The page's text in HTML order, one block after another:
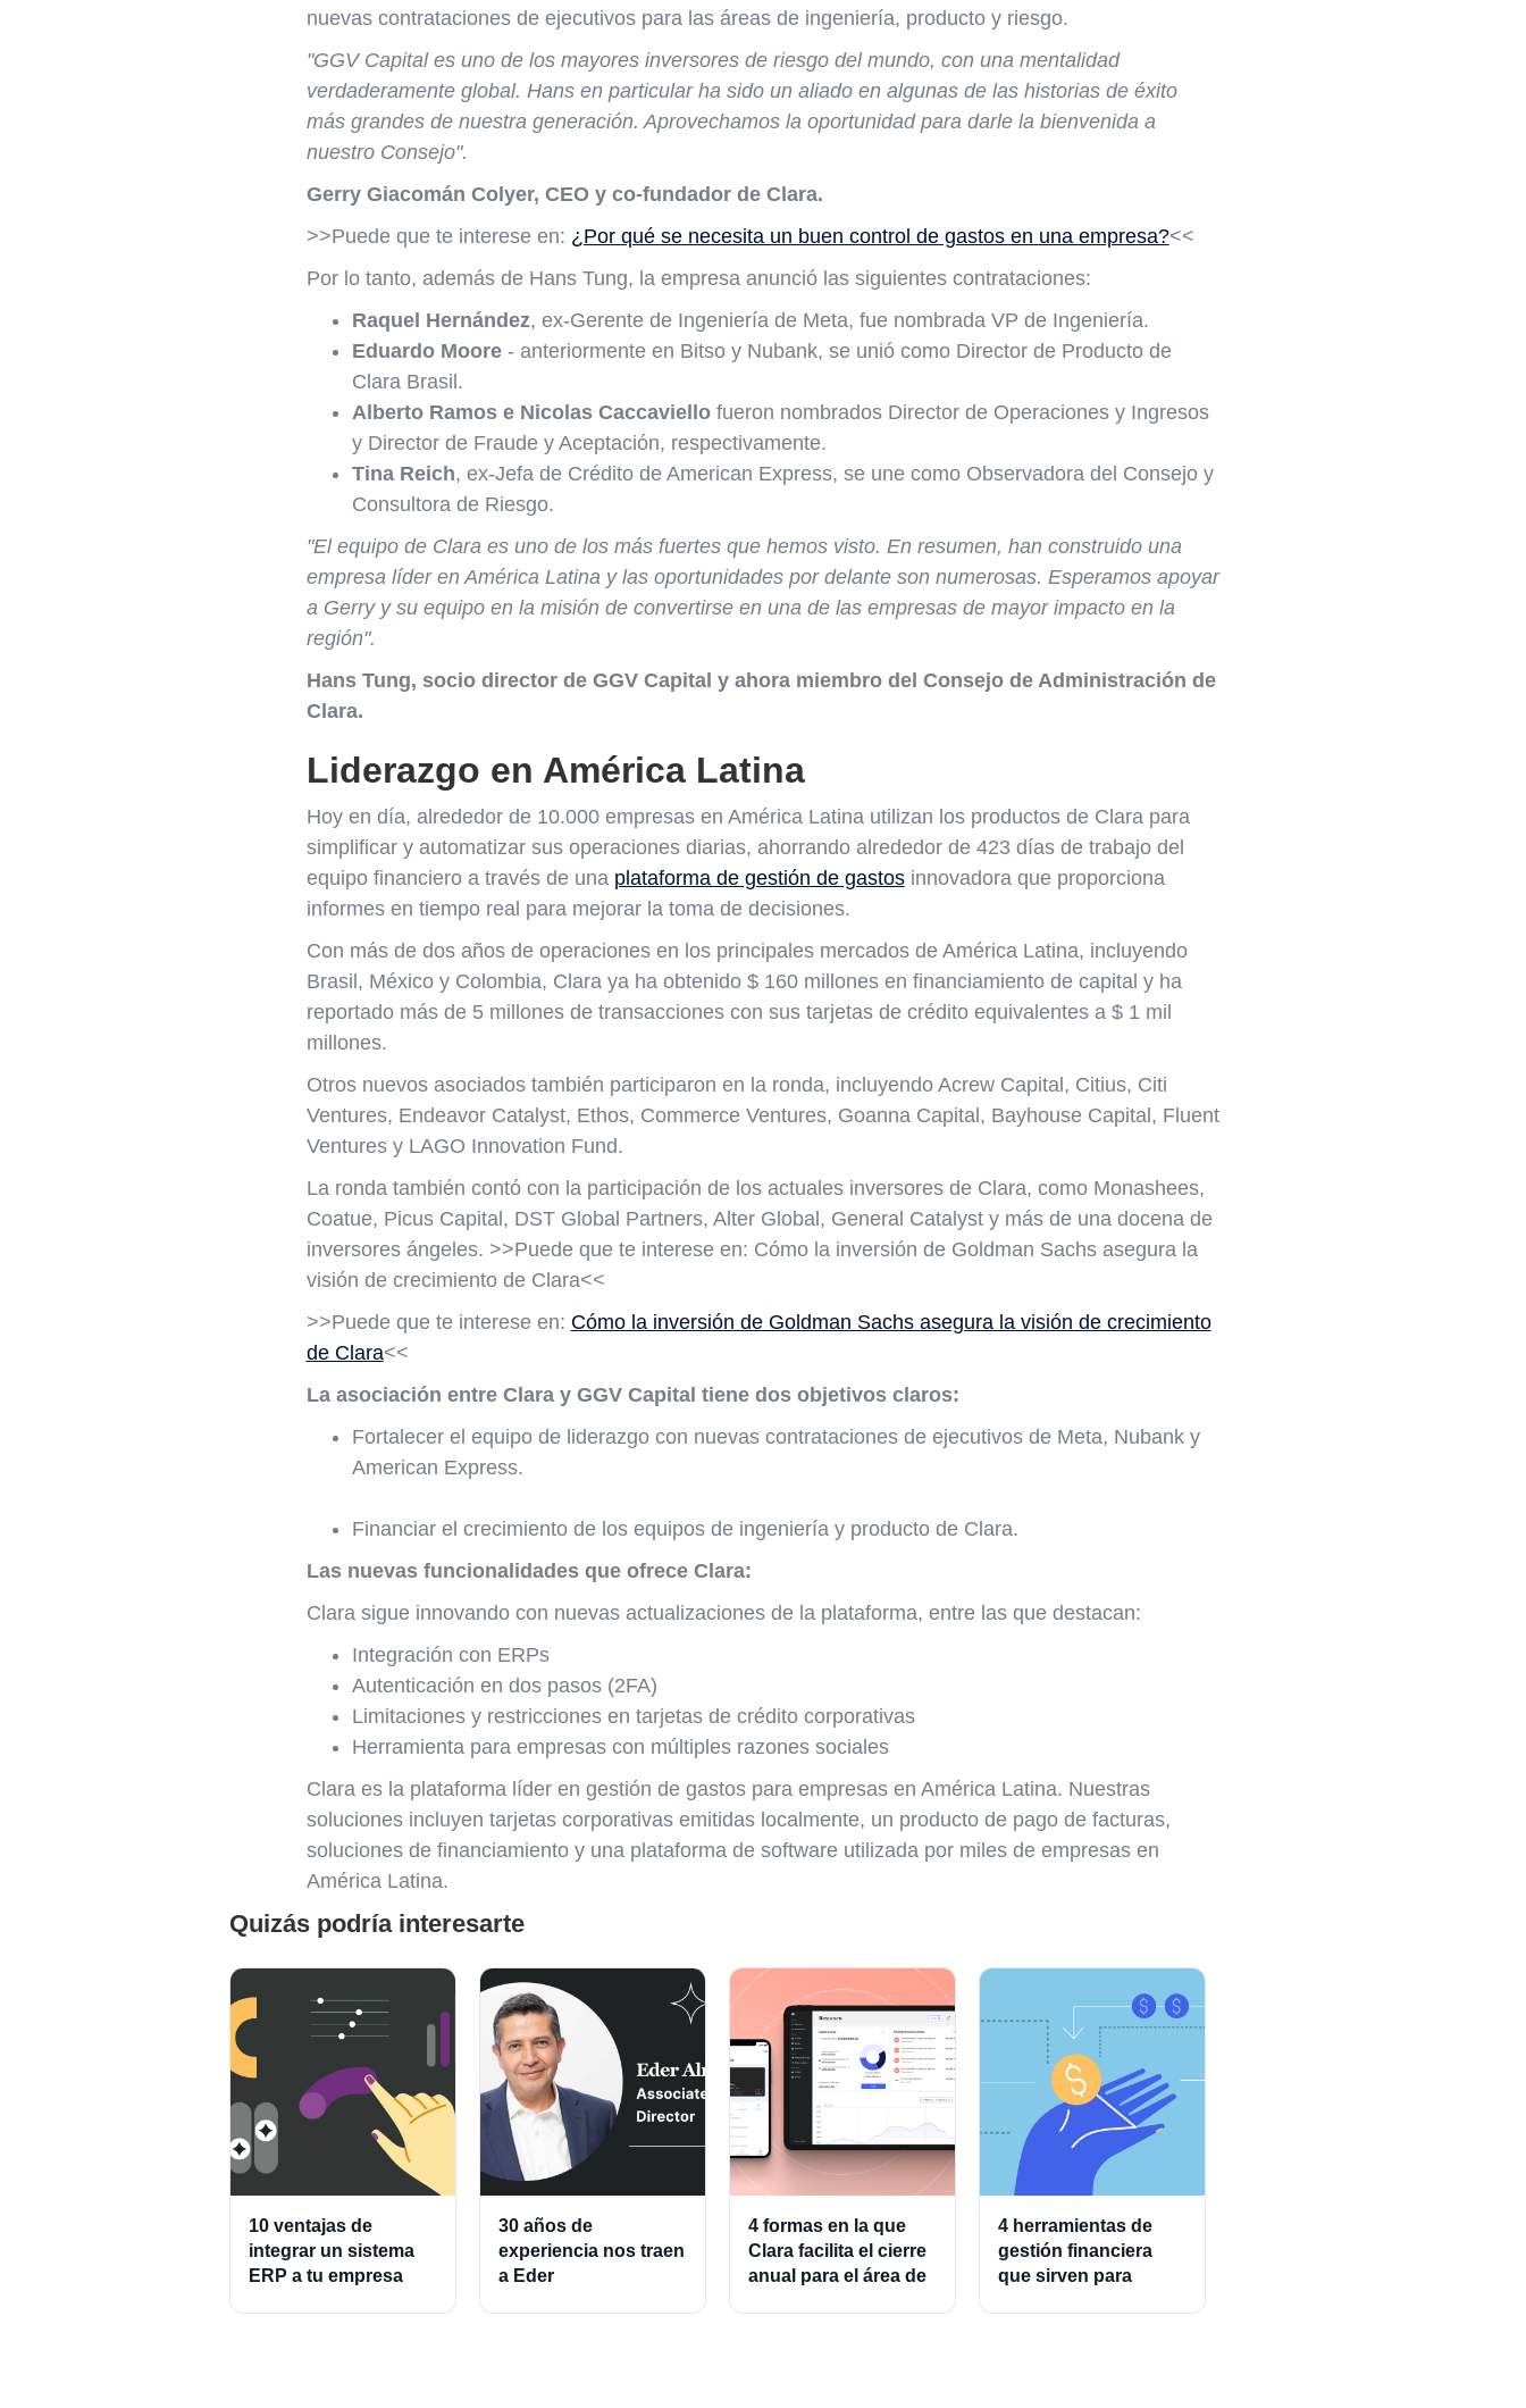
nuevas contrataciones de ejecutivos para las áreas de ingeniería, producto y riesgo.
"GGV Capital es uno de los mayores inversores de riesgo del mundo, con una mentalidad
verdaderamente global. Hans en particular ha sido un aliado en algunas de las historias de éxito
más grandes de nuestra generación. Aprovechamos la oportunidad para darle la bienvenida a
nuestro Consejo".
Gerry Giacomán Colyer, CEO y co-fundador de Clara.
>>Puede que te interese en: ¿Por qué se necesita un buen control de gastos en una empresa?<<
Por lo tanto, además de Hans Tung, la empresa anunció las siguientes contrataciones:
Raquel Hernández, ex-Gerente de Ingeniería de Meta, fue nombrada VP de Ingeniería.
Eduardo Moore- anteriormente en Bitso y Nubank, se unió como Director de Producto de
Clara Brasil.
Alberto Ramos e Nicolas Caccaviellofueron nombrados Director de Operaciones y Ingresos
y Director de Fraude y Aceptación, respectivamente.
Tina Reich, ex-Jefa de Crédito de American Express, se une como Observadora del Consejo y
Consultora de Riesgo.
"El equipo de Clara es uno de los más fuertes que hemos visto. En resumen, han construido una
empresa líder en América Latina y las oportunidades por delante son numerosas. Esperamos apoyar
a Gerry y su equipo en la misión de convertirse en una de las empresas de mayor impacto en la
región".
Hans Tung, socio director de GGV Capital y ahora miembro del Consejo de Administración de
Clara.
Liderazgo en América Latina
Hoy en día, alrededor de 10.000 empresas en América Latina utilizan los productos de Clara para
simplificar y automatizar sus operaciones diarias, ahorrando alrededor de 423 días de trabajo del
equipo financiero a través de una plataforma de gestión de gastosinnovadora que proporciona
informes en tiempo real para mejorar la toma de decisiones.
Con más de dos años de operaciones en los principales mercados de América Latina, incluyendo
Brasil, México y Colombia, Clara ya ha obtenido $ 160 millones en financiamiento de capital y ha
reportado más de 5 millones de transacciones con sus tarjetas de crédito equivalentes a $ 1 mil
millones.
Otros nuevos asociados también participaron en la ronda, incluyendo Acrew Capital, Citius, Citi
Ventures, Endeavor Catalyst, Ethos, Commerce Ventures, Goanna Capital, Bayhouse Capital, Fluent
Ventures y LAGO Innovation Fund.
La ronda también contó con la participación de los actuales inversores de Clara, como Monashees,
Coatue, Picus Capital, DST Global Partners, Alter Global, General Catalyst y más de una docena de
inversores ángeles. >>Puede que te interese en: Cómo la inversión de Goldman Sachs asegura la
visión de crecimiento de Clara<<
>>Puede que te interese en: Cómo la inversión de Goldman Sachs asegura la visión de crecimiento
de Clara<<
La asociación entre Clara y GGV Capital tiene dos objetivos claros:
Fortalecer el equipo de liderazgo con nuevas contrataciones de ejecutivos de Meta, Nubank y
American Express.
Financiar el crecimiento de los equipos de ingeniería y producto de Clara.
Las nuevas funcionalidades que ofrece Clara:
Clara sigue innovando con nuevas actualizaciones de la plataforma, entre las que destacan:
Integración con ERPs
Autenticación en dos pasos (2FA)
Limitaciones y restricciones en tarjetas de crédito corporativas
Herramienta para empresas con múltiples razones sociales
Clara es la plataforma líder en gestión de gastos para empresas en América Latina. Nuestras
soluciones incluyen tarjetas corporativas emitidas localmente, un producto de pago de facturas,
soluciones de financiamiento y una plataforma de software utilizada por miles de empresas en
América Latina.
Quizás podría interesarte
10 ventajas de
integrar un sistema
ERP a tu empresa
30 años de
experiencia nos traen
a Eder
4 formas en la que
Clara facilita el cierre
anual para el área de
4 herramientas de
gestión financiera
que sirven para